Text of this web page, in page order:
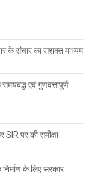
के संचार का सशक्त माध्यम
एवं गुणवत्तापूर्ण
SIR पर की समीक्षा
के लिए सरकार